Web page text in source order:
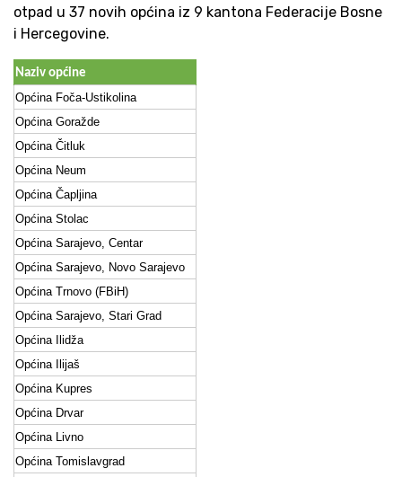
otpad u 37 novih općina iz 9 kantona Federacije Bosne
i Hercegovine.
Naziv općine
Općina Foča-Ustikolina
Općina Goražde
Općina Čitluk
Općina Neum
Općina Čapljina
Općina Stolac
Općina Sarajevo, Centar
Općina Sarajevo, Novo Sarajevo
Općina Trnovo (FBiH)
Općina Sarajevo, Stari Grad
Općina Ilidža
Općina Ilijaš
Općina Kupres
Općina Drvar
Općina Livno
Općina Tomislavgrad